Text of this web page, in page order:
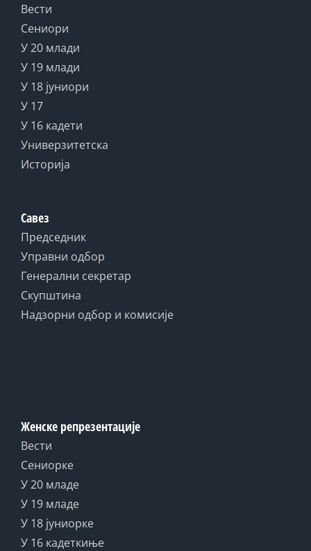
Вести
Сениори
У 20 млади
У 19 млади
У 18 јуниори
У 17
У 16 кадети
Универзитетска
Историја
Савез
Председник
Управни одбор
Генерални секретар
Скупштина
Надзорни одбор и комисије
Женске репрезентације
Вести
Сениорке
У 20 младе
У 19 младе
У 18 јуниорке
У 16 кадеткиње